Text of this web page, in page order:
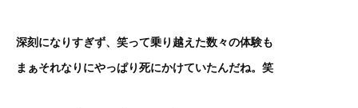
深刻になりすぎず、笑って乗り越えた数々の体験も
まぁそれなりにやっぱり死にかけていたんだね。笑